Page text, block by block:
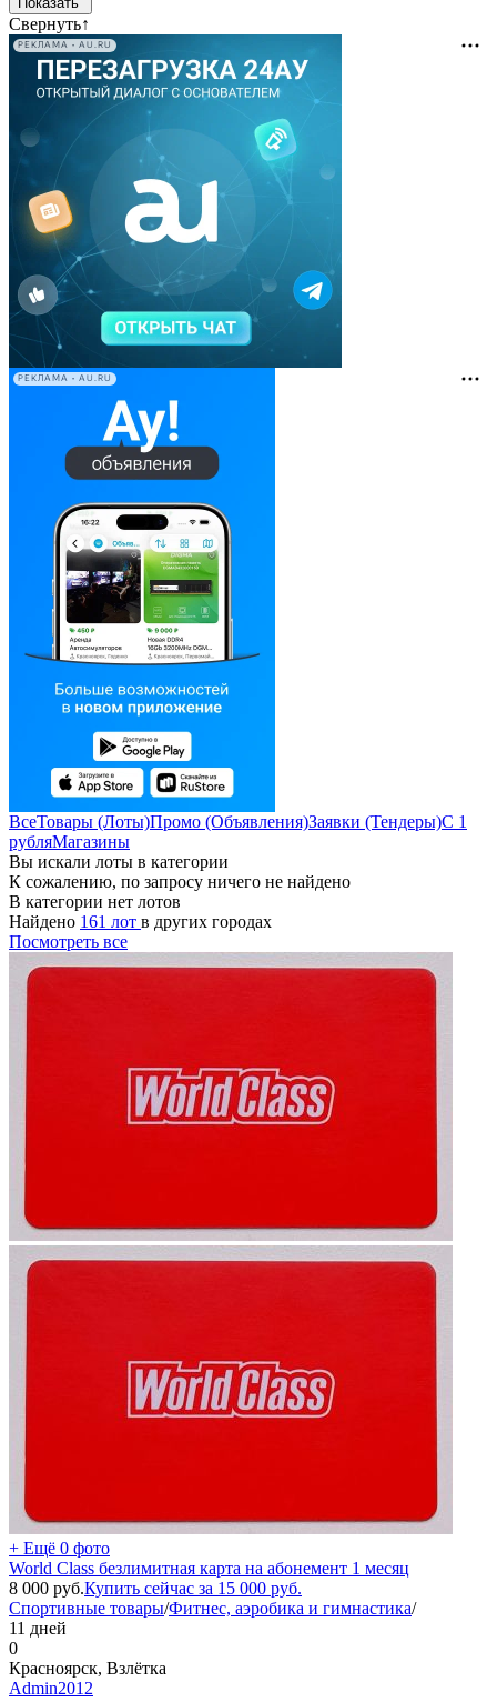
Свернуть↑
РЕКЛАМА • AU.RU
РЕКЛАМА • AU.RU
ВсеТовары (Лоты)Промо (Объявления)Заявки (Тендеры)С 1
рубляМагазины
Вы искали лоты в категории
К сожалению, по запросу ничего не найдено
В категории нет лотов
Найдено 161 лот в других городах
Посмотреть все
+ Ещё 0 фото
World Class безлимитная карта на абонемент 1 месяц
8 000 руб.Купить сейчас за 15 000 руб.
Спортивные товары/Фитнес, аэробика и гимнастика/
11 дней
0
Красноярск, Взлётка
Admin2012